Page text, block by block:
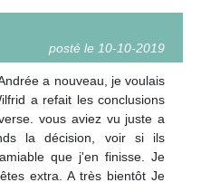
posté le 10-10-2019
a nouveau, je voulais
a refait les conclusions
vous aviez vu juste a
la décision, voir si ils
que j'en finisse. Je
extra. A très bientôt Je